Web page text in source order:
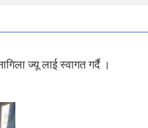
ज्यू लाई स्वागत गर्दै ।